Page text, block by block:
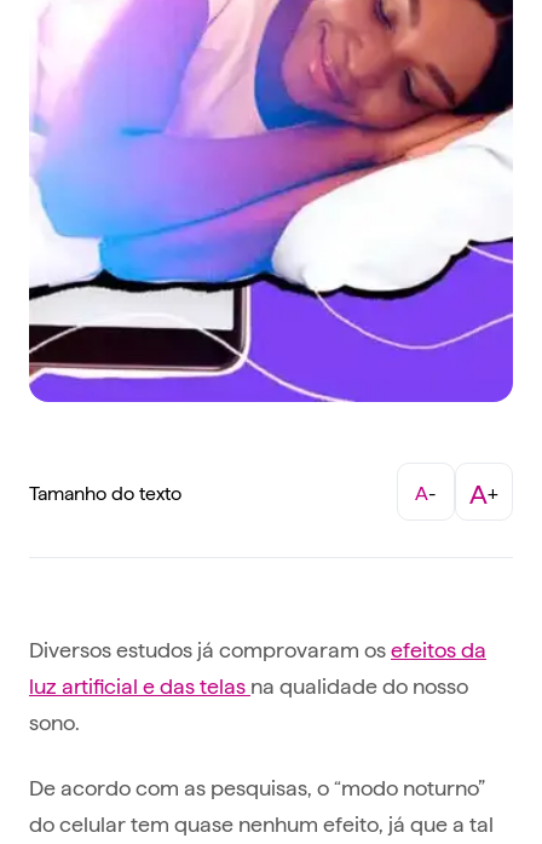
Tamanho do texto A- A+
Diversos estudos já comprovaram osefeitos da
luz artificial e das telas na qualidade do nosso
sono.
De acordo com as pesquisas, o “modo noturno”
do celular tem quase nenhum efeito, já que a tal